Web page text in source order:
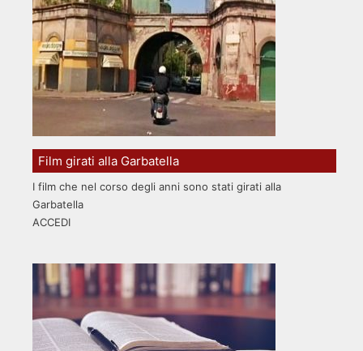
Film girati alla Garbatella
I film che nel corso degli anni sono stati girati alla
Garbatella
ACCEDI